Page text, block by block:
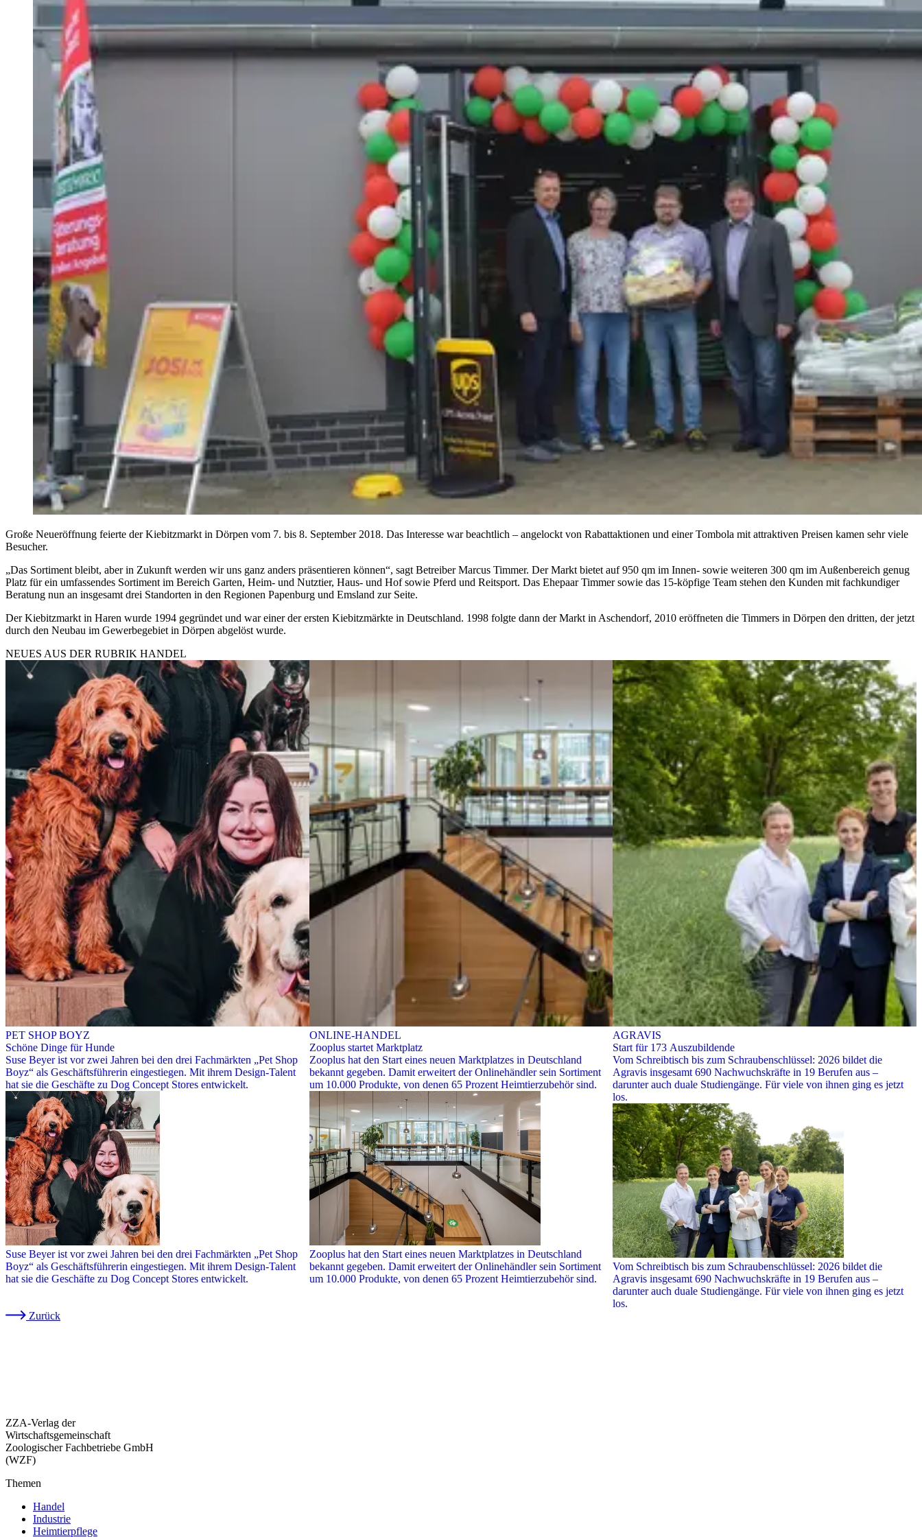
Große Neueröffnung feierte der Kiebitzmarkt in Dörpen vom 7. bis 8. September 2018. Das Interesse war beachtlich – angelockt von Rabattaktionen und einer Tombola mit attraktiven Preisen kamen sehr viele
Besucher.
„Das Sortiment bleibt, aber in Zukunft werden wir uns ganz anders präsentieren können“, sagt Betreiber Marcus Timmer. Der Markt bietet auf 950 qm im Innen- sowie weiteren 300 qm im Außenbereich genug
Platz für ein umfassendes Sortiment im Bereich Garten, Heim- und Nutztier, Haus- und Hof sowie Pferd und Reitsport. Das Ehepaar Timmer sowie das 15-köpfige Team stehen den Kunden mit fachkundiger
Beratung nun an insgesamt drei Standorten in den Regionen Papenburg und Emsland zur Seite.
Der Kiebitzmarkt in Haren wurde 1994 gegründet und war einer der ersten Kiebitzmärkte in Deutschland. 1998 folgte dann der Markt in Aschendorf, 2010 eröffneten die Timmers in Dörpen den dritten, der jetzt
durch den Neubau im Gewerbegebiet in Dörpen abgelöst wurde.
NEUES AUS DER RUBRIK HANDEL
PET SHOP BOYZ
Schöne Dinge für Hunde
Suse Beyer ist vor zwei Jahren bei den drei Fachmärkten „Pet Shop
Boyz“ als Geschäftsführerin eingestiegen. Mit ihrem Design-Talent
hat sie die Geschäfte zu Dog Concept Stores entwickelt.
Suse Beyer ist vor zwei Jahren bei den drei Fachmärkten „Pet Shop
Boyz“ als Geschäftsführerin eingestiegen. Mit ihrem Design-Talent
hat sie die Geschäfte zu Dog Concept Stores entwickelt.
ONLINE-HANDEL
Zooplus startet Marktplatz
Zooplus hat den Start eines neuen Marktplatzes in Deutschland
bekannt gegeben. Damit erweitert der Onlinehändler sein Sortiment
um 10.000 Produkte, von denen 65 Prozent Heimtierzubehör sind.
Zooplus hat den Start eines neuen Marktplatzes in Deutschland
bekannt gegeben. Damit erweitert der Onlinehändler sein Sortiment
um 10.000 Produkte, von denen 65 Prozent Heimtierzubehör sind.
AGRAVIS
Start für 173 Auszubildende
Vom Schreibtisch bis zum Schraubenschlüssel: 2026 bildet die
Agravis insgesamt 690 Nachwuchskräfte in 19 Berufen aus –
darunter auch duale Studiengänge. Für viele von ihnen ging es jetzt
los.
Vom Schreibtisch bis zum Schraubenschlüssel: 2026 bildet die
Agravis insgesamt 690 Nachwuchskräfte in 19 Berufen aus –
darunter auch duale Studiengänge. Für viele von ihnen ging es jetzt
los.
Zurück
ZZA-Verlag der
Wirtschaftsgemeinschaft
Zoologischer Fachbetriebe GmbH
(WZF)
Themen
Handel
Industrie
Heimtierpflege